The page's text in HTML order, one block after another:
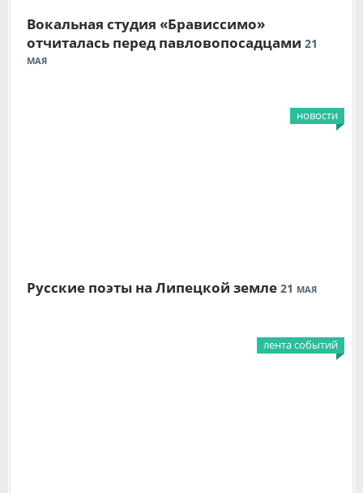
Вокальная студия «Брависсимо»
отчиталась перед павловопосадцами 21
МАЯ
новости
Русские поэты на Липецкой земле 21 МАЯ
лента событий